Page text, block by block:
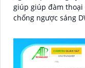
giúp giúp đàm thoại 2 chiều. Camera
chống ngược sáng